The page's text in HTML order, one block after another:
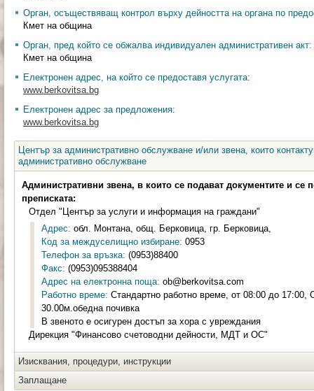
Орган, осъществяващ контрол върху дейността на органа по
Кмет на община
Орган, пред който се обжалва индивидуален административен акт:
Кмет на община
Електронен адрес, на който се предоставя услугата:
www.berkovitsa.bg
Електронен адрес за предложения:
www.berkovitsa.bg
Център за административно обслужване и/или звена, които
административно обслужване
Административни звена, в които се подават документите и се
преписката:
Отдел "Център за услуги и информация на граждани"
Адрес: обл. Монтана, общ. Берковица, гр. Берковица,
Код за междуселищно избиране: 0953
Телефон за връзка: (0953)88400
Факс: (0953)095388404
Адрес на електронна поща: ob@berkovitsa.com
Работно време: Стандартно работно време, от 08:00 до 17:00,
30.00м.обедна почивка
В звеното е осигурен достъп за хора с увреждания
Дирекция "Финансово счетоводни дейности, МДТ и ОС"
Изисквания, процедури, инструкции
Заплащане